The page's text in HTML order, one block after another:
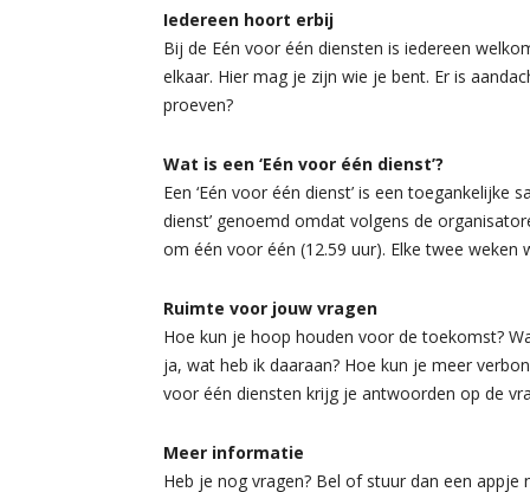
Iedereen hoort erbij
Bij de Eén voor één diensten is iedereen
elkaar. Hier mag je zijn wie je bent. Er is
proeven?
Wat is een ‘Eén voor één dienst’?
Een ‘Eén voor één dienst’ is een toegankelijke
dienst’ genoemd omdat volgens de
om één voor één (12.59 uur). Elke twee weken
Ruimte voor jouw vragen
Hoe kun je hoop houden voor de toekomst?
ja, wat heb ik daaraan? Hoe kun je meer
voor één diensten krijg je antwoorden op de
Meer informatie
Heb je nog vragen? Bel of stuur dan een appje